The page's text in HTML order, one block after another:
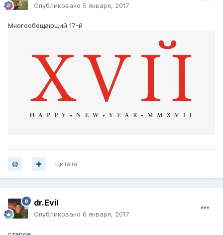
Опубликовано 5 января, 2017
Многообещающий 17-й
Цитата
dr.Evil
Опубликовано 6 января, 2017